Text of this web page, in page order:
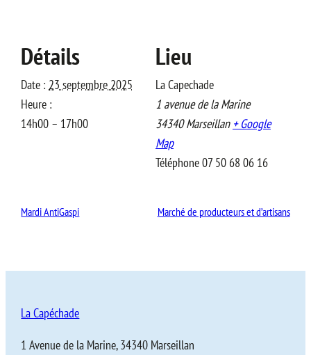
Détails
Date : 23 septembre 2025
Heure :
14h00 – 17h00
Lieu
La Capechade
1 avenue de la Marine
34340 Marseillan + Google
Map
Téléphone07 50 68 06 16
Mardi AntiGaspi Marché de producteurs et d’artisans
La Capéchade
1 Avenue de la Marine, 34340 Marseillan